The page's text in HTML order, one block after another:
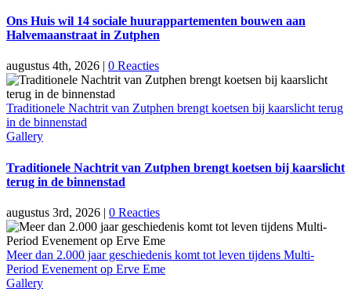
Ons Huis wil 14 sociale huurappartementen bouwen aan
Halvemaanstraat in Zutphen
augustus 4th, 2026 0 Reacties
Traditionele Nachtrit van Zutphen brengt koetsen bij kaarslicht terug
in de binnenstad
Gallery
Traditionele Nachtrit van Zutphen brengt koetsen bij kaarslicht
terug in de binnenstad
augustus 3rd, 2026 | 0 Reacties
Meer dan 2.000 jaar geschiedenis komt tot leven tijdens Multi-
Period Evenement op Erve Eme
Gallery